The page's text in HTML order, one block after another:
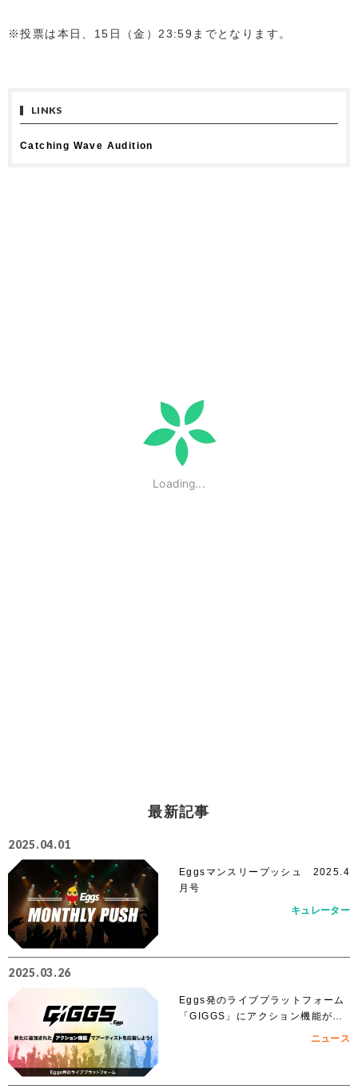
※投票は本日、15日（金）23:59までとなります。
LINKS
Catching Wave Audition
最新記事
2025.04.01
Eggsマンスリープッシュ 2025.4
月号
キュレーター
2025.03.26
Eggs発のライブプラットフォーム
「GIGGS」にアクション機能が追
ニュース